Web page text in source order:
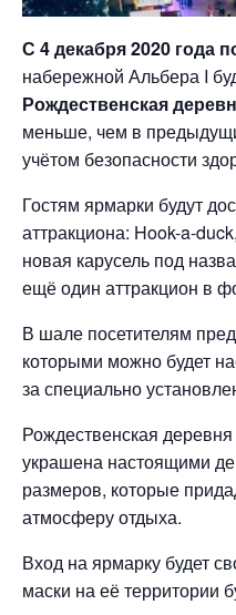
С 4 декабря 2020 года
набережной Альбера I
Рождественская
меньше, чем в
учётом безопасности
Гостям ярмарки будут
аттракциона: Hook-a-
новая карусель под
ещё один аттракцион в
В шале посетителям
которыми можно будет
за специально
Рождественская
украшена настоящими
размеров, которые
атмосферу отдыха.
Вход на ярмарку будет
маски на её территории